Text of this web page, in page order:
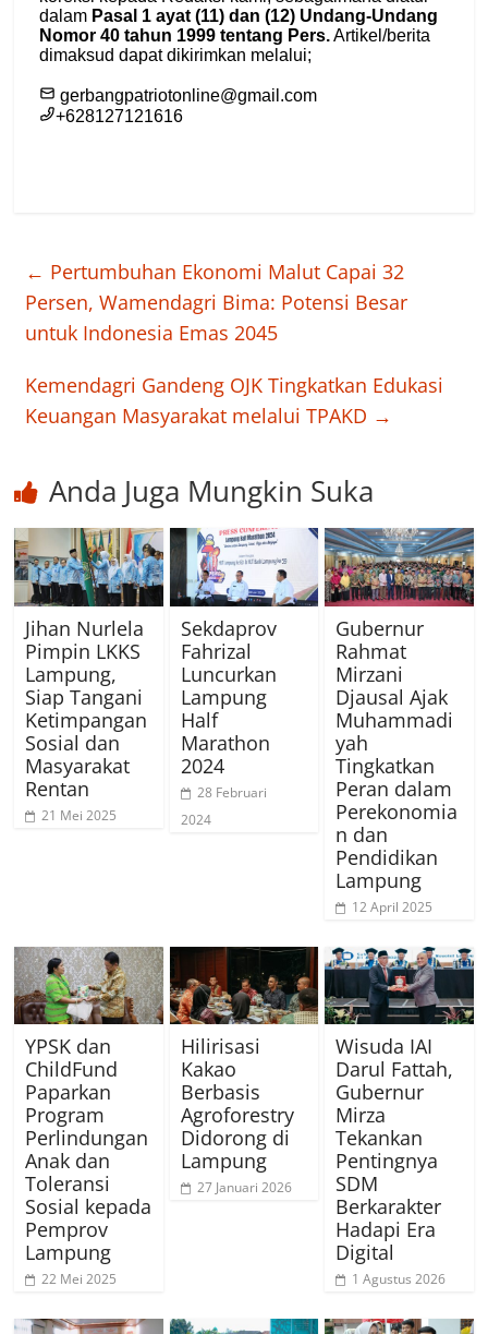
← Pertumbuhan Ekonomi Malut Capai 32
Persen, Wamendagri Bima: Potensi Besar
untuk Indonesia Emas 2045
Kemendagri Gandeng OJK Tingkatkan Edukasi
Keuangan Masyarakat melalui TPAKD →
Anda Juga Mungkin Suka
Jihan Nurlela
Pimpin LKKS
Lampung,
Siap Tangani
Ketimpangan
Sosial dan
Masyarakat
Rentan
21 Mei 2025
Sekdaprov
Fahrizal
Luncurkan
Lampung
Half
Marathon
2024
28 Februari
2024
Gubernur
Rahmat
Mirzani
Djausal Ajak
Muhammadi
yah
Tingkatkan
Peran dalam
Perekonomia
n dan
Pendidikan
Lampung
12 April 2025
YPSK dan
ChildFund
Paparkan
Program
Perlindungan
Anak dan
Toleransi
Sosial kepada
Pemprov
Lampung
22 Mei 2025
Hilirisasi
Kakao
Berbasis
Agroforestry
Didorong di
Lampung
27 Januari 2026
Wisuda IAI
Darul Fattah,
Gubernur
Mirza
Tekankan
Pentingnya
SDM
Berkarakter
Hadapi Era
Digital
1 Agustus 2026